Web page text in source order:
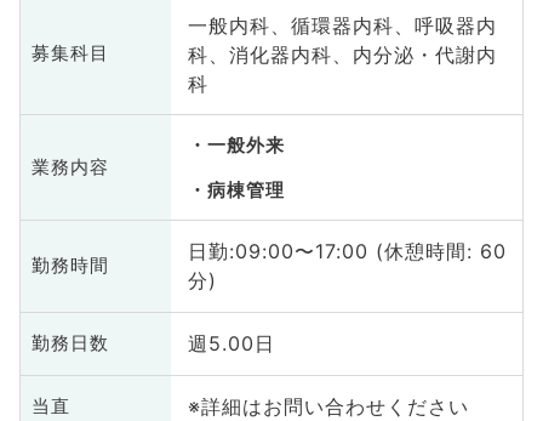
募集科目
一般内科、循環器内科、呼吸器内
科、消化器内科、内分泌・代謝内
科
業務内容
一般外来
病棟管理
勤務時間
日勤:09:00〜17:00 (休憩時間: 60
分)
勤務日数 週5.00日
当直 ※詳細はお問い合わせください